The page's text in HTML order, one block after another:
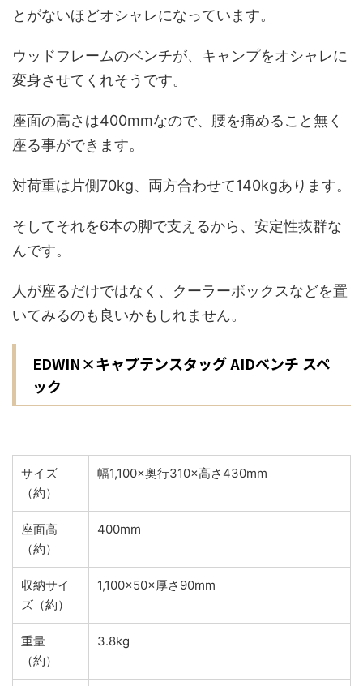
とがないほどオシャレになっています。
ウッドフレームのベンチが、キャンプをオシャレに
変身させてくれそうです。
座面の高さは400mmなので、腰を痛めること無く
座る事ができます。
対荷重は片側70kg、両方合わせて140kgあります。
そしてそれを6本の脚で支えるから、安定性抜群な
んです。
人が座るだけではなく、クーラーボックスなどを置
いてみるのも良いかもしれません。
EDWIN×キャプテンスタッグ AIDベンチ スペ
ック
サイズ
（約）
幅1,100×奥行310×高さ430mm
座面高
（約）
400mm
収納サイ
ズ（約）
1,100×50×厚さ90mm
重量
（約）
3.8kg